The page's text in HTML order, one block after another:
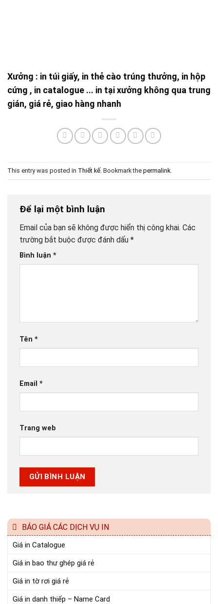
Xưởng : in túi giấy, in thẻ cào trúng thưởng, in hộp
cứng , in catalogue ... in tại xưởng không qua trung
gián, giá rẻ, giao hàng nhanh
This entry was posted in Thiết kế. Bookmark the permalink
Để lại một bình luận
Email của bạn sẽ không được hiển thị công khai. Các
trường bắt buộc được đánh dấu *
Bình luận *
Tên *
Email *
Trang web
BÁO GIÁ CÁC DỊCH VỤ IN
Giá in Catalogue
Giá in bao thư ghép giá rẻ
Giá in tờ rơi giá rẻ
Giá in danh thiếp – Name Card